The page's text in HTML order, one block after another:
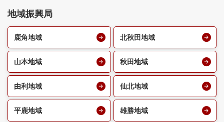
地域振興局
鹿角地域 北秋田地域
山本地域 秋田地域
由利地域 仙北地域
平鹿地域 雄勝地域